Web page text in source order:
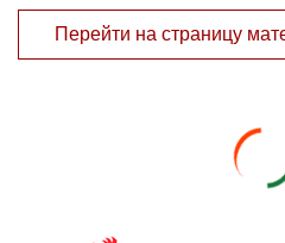
Перейти на страницу